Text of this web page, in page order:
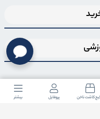
کاشت ناخن پروفایل بیشتر